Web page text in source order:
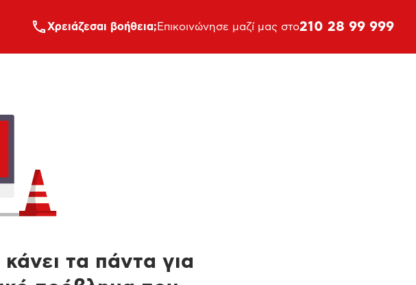
Xρειάζεσαι βοήθεια; Επικοινώνησε μαζί μας στο210 28 99 999
τα πάντα για